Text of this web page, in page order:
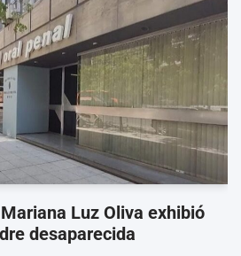
Luz Oliva exhibió
desaparecida